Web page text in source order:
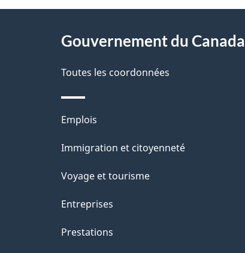
D
é
t
a
i
l
d
e
l
p
Gouvernement du Canada
Toutes les coordonnées
Thèmes
et
Emplois
Immigration et citoyenneté
Voyage et tourisme
Entreprises
Prestations